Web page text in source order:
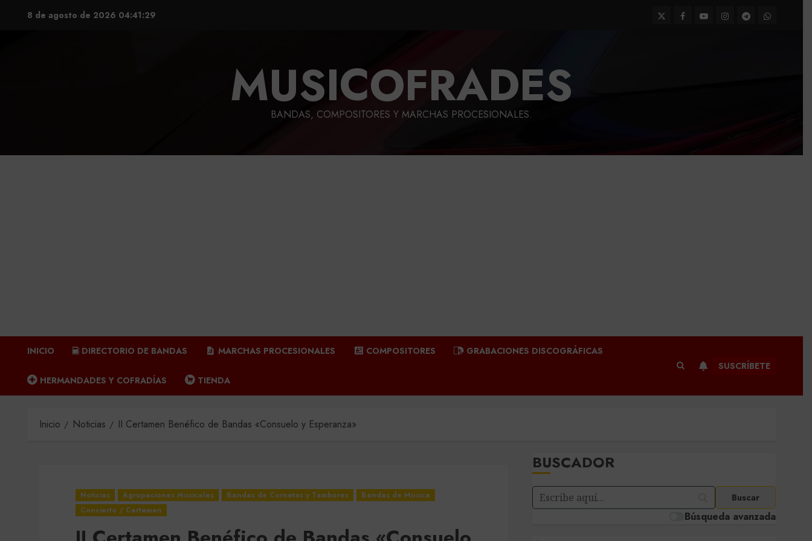
8 de agosto de 2026 04:41:30 TwitterFacebook
YoutubeInstagram
TelegramWhatsApp
MUSICOFRADES
BANDAS, COMPOSITORES Y MARCHAS PROCESIONALES.
INICIO DIRECTORIO DE BANDAS MARCHAS PROCESIONALES COMPOSITORES GRABACIONES DISCOGRÁFICAS
HERMANDADES Y COFRADÍAS TIENDA
SUSCRÍBETE
Inicio Noticias II Certamen Benéfico de Bandas «Consuelo y Esperanza»
Noticias Agrupaciones Musicales Bandas de Cornetas y Tambores
Bandas de Música
Concierto / Certamen
BUSCADOR
Búsqueda avanzada